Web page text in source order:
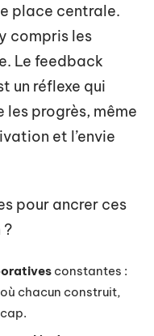
place centrale.
compris les
Le feedback
un réflexe qui
les progrès, même
et l’envie
pour ancrer ces
?
constantes :
chacun construit,